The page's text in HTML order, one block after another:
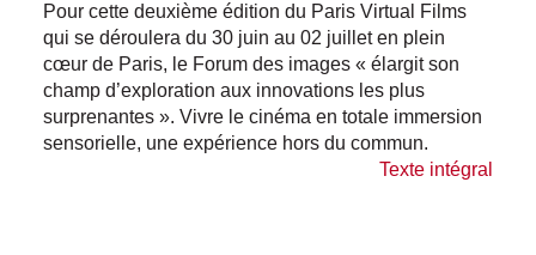
Pour cette deuxième édition du Paris Virtual Films
qui se déroulera du 30 juin au 02 juillet en plein
cœur de Paris, le Forum des images « élargit son
champ d’exploration aux innovations les plus
surprenantes ». Vivre le cinéma en totale immersion
sensorielle, une expérience hors du commun.
Texte intégral